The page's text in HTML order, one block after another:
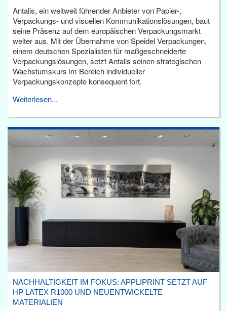
Antalis, ein weltweit führender Anbieter von Papier-,
Verpackungs- und visuellen Kommunikationslösungen, baut
seine Präsenz auf dem europäischen Verpackungsmarkt
weiter aus. Mit der Übernahme von Speidel Verpackungen,
einem deutschen Spezialisten für maßgeschneiderte
Verpackungslösungen, setzt Antalis seinen strategischen
Wachstumskurs im Bereich individueller
Verpackungskonzepte konsequent fort.
Weiterlesen...
NACHHALTIGKEIT IM FOKUS: APPLIPRINT SETZT AUF
HP LATEX R1000 UND NEUENTWICKELTE
MATERIALIEN